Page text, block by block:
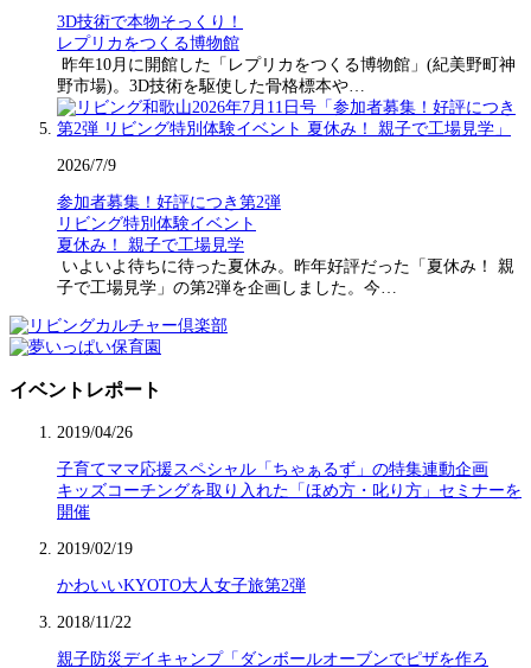
3D技術で本物そっくり！
レプリカをつくる博物館
昨年10月に開館した「レプリカをつくる博物館」(紀美野町神
野市場)。3D技術を駆使した骨格標本や…
2026/7/9
参加者募集！好評につき第2弾
リビング特別体験イベント
夏休み！ 親子で工場見学
いよいよ待ちに待った夏休み。昨年好評だった「夏休み！ 親
子で工場見学」の第2弾を企画しました。今…
イベントレポート
2019/04/26
子育てママ応援スペシャル「ちゃぁるず」の特集連動企画
キッズコーチングを取り入れた「ほめ方・叱り方」セミナーを
開催
2019/02/19
かわいいKYOTO大人女子旅第2弾
2018/11/22
親子防災デイキャンプ「ダンボールオーブンでピザを作ろ